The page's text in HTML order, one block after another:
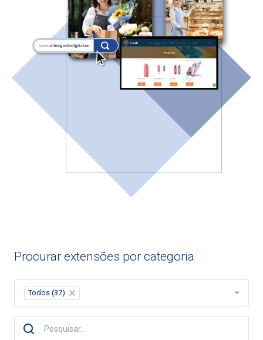
Procurar extensões por categoria
Todos (37) ×